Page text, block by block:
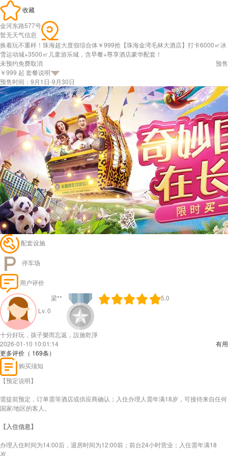
收藏
金河东路577号
暂无天气信息
换着玩不重样！珠海超大度假综合体￥999抢【珠海金湾毛林大酒店】打卡6000㎡冰
雪运动城+3500㎡儿童游乐城，含早餐+尊享酒店豪华配套！
未预约免费取消
￥999 起 套餐说明
预售时间： 9月1日-9月30日
预售
配套设施
停车场
用户评价
Lv. 0
梁** 5.0
十分好玩，孩子樂而忘返，設施乾淨
2026-01-10 10:01:14
有用
更多评价（ 169条）
购买须知
【预定说明】
需提前预定，订单需等酒店或供应商确认；入住办理人需年满18岁，可接待来自任何
国家/地区的客人。
【入住信息】
办理入住时间为14:00后，退房时间为12:00前；前台24小时营业；入住需年满18
岁。